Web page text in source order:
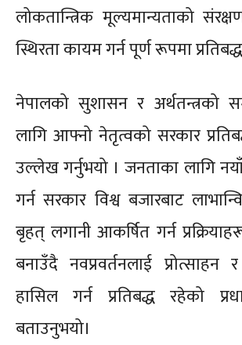
लोकतान्त्रिक मूल्यमान्यताको
स्थिरता कायम गर्न पूर्ण रूपमा
नेपालको सुशासन र अर्थतन्त्रको
लागि आफ्नो नेतृत्वको सरकार
उल्लेख गर्नुभयो । जनताका लागि
गर्न सरकार विश्व बजारबाट
बृहत् लगानी आकर्षित गर्न
बनाउँदै नवप्रवर्तनलाई
हासिल गर्न प्रतिबद्ध रहेको
बताउनुभयो।